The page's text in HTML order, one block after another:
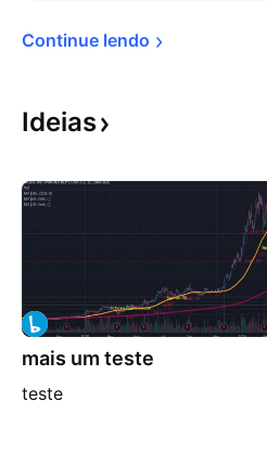
Continue lendo
Ideias
mais um teste
teste